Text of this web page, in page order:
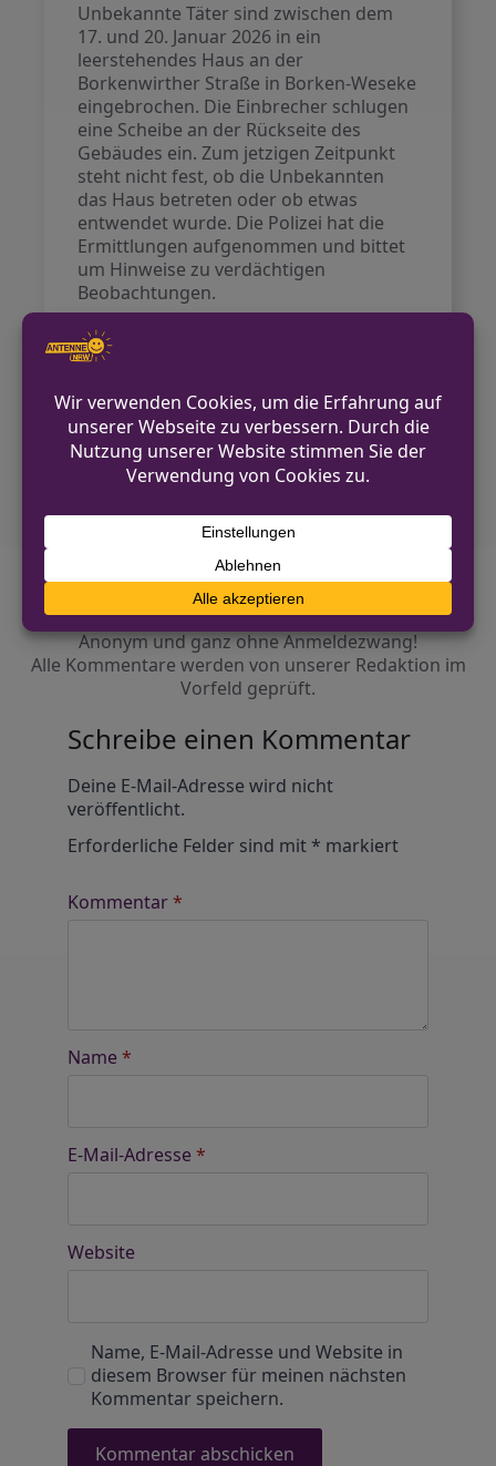
Unbekannte Täter sind zwischen dem
17. und 20. Januar 2026 in ein
leerstehendes Haus an der
Borkenwirther Straße in Borken-Weseke
eingebrochen. Die Einbrecher schlugen
eine Scheibe an der Rückseite des
Gebäudes ein. Zum jetzigen Zeitpunkt
steht nicht fest, ob die Unbekannten
das Haus betreten oder ob etwas
entwendet wurde. Die Polizei hat die
Ermittlungen aufgenommen und bittet
um Hinweise zu verdächtigen
Beobachtungen.
Einbruchversuch in Kita in Borken scheitert
NÄCHSTER BEITRAG
Explosion in Mehrparteienhaus in Ahlen
Diskutiere mit!
Anonym und ganz ohne Anmeldezwang!
Alle Kommentare werden von unserer Redaktion im
Vorfeld geprüft.
Schreibe einen Kommentar
Deine E-Mail-Adresse wird nicht
veröffentlicht.
Erforderliche Felder sind mit * markiert
Kommentar*
Name *
E-Mail-Adresse *
Website
Name, E-Mail-Adresse und Website in
diesem Browser für meinen nächsten
Kommentar speichern.